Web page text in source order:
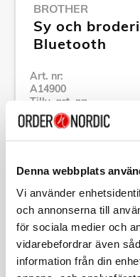
Denna webbplats
Vi använder
och annonserna till
för sociala medier och
vidarebefordrar även
information från din
BROTHER
Sy och
Bluetooth
Art. nr:
A14900
Tillv. art. nr:
PP1VM1
Se alla produkter inom
Specifikation
Beskrivning
A14900